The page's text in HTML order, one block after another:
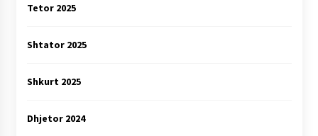
Tetor 2025
Shtator 2025
Shkurt 2025
Dhjetor 2024